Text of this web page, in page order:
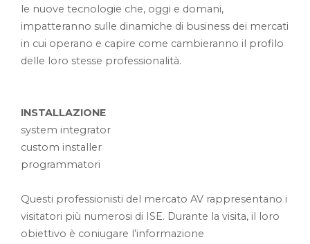
le nuove tecnologie che, oggi e domani,
impatteranno sulle dinamiche di business dei mercati
in cui operano e capire come cambieranno il profilo
delle loro stesse professionalità.
INSTALLAZIONE
system integrator
custom installer
programmatori
Questi professionisti del mercato AV rappresentano i
visitatori più numerosi di ISE. Durante la visita, il loro
obiettivo è coniugare l’informazione